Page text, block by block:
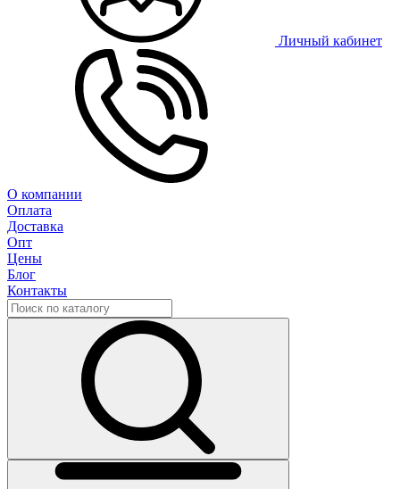
Личный кабинет
О компании
Оплата
Доставка
Опт
Цены
Блог
Контакты